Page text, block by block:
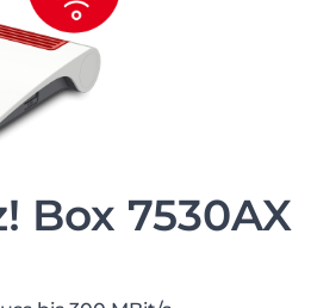
Box 7530AX